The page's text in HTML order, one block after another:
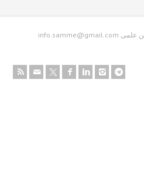
info.samme@gmail.com کلیه حقوق این وبسایت متعلق به انجمن علمی